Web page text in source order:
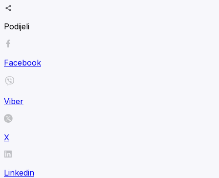
Podijeli
Facebook
Viber
X
Linkedin